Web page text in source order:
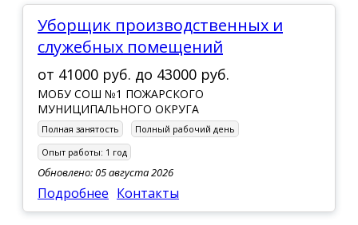
Уборщик производственных и
служебных помещений
от 41000 руб. до 43000 руб.
МОБУ СОШ №1 ПОЖАРСКОГО
МУНИЦИПАЛЬНОГО ОКРУГА
Полная занятость
Полный рабочий день
Опыт работы: 1 год
Обновлено: 05 августа 2026
Подробнее Контакты